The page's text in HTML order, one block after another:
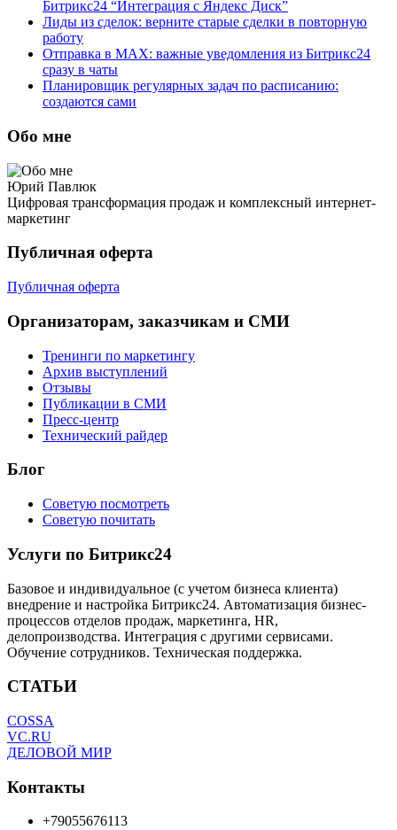
Битрикс24 “Интеграция с Яндекс Диск”
Лиды из сделок: верните старые сделки в повторную
работу
Отправка в MAX: важные уведомления из Битрикс24
сразу в чаты
Планировщик регулярных задач по расписанию:
создаются сами
Обо мне
Юрий Павлюк
Цифровая трансформация продаж и комплексный интернет-
маркетинг
Публичная оферта
Публичная оферта
Организаторам, заказчикам и СМИ
Тренинги по маркетингу
Архив выступлений
Отзывы
Публикации в СМИ
Пресс-центр
Технический райдер
Блог
Советую посмотреть
Советую почитать
Услуги по Битрикс24
Базовое и индивидуальное (с учетом бизнеса клиента)
внедрение и настройка Битрикс24. Автоматизация бизнес-
процессов отделов продаж, маркетинга, HR,
делопроизводства. Интеграция с другими сервисами.
Обучение сотрудников. Техническая поддержка.
СТАТЬИ
COSSA
VC.RU
ДЕЛОВОЙ МИР
Контакты
+79055676113